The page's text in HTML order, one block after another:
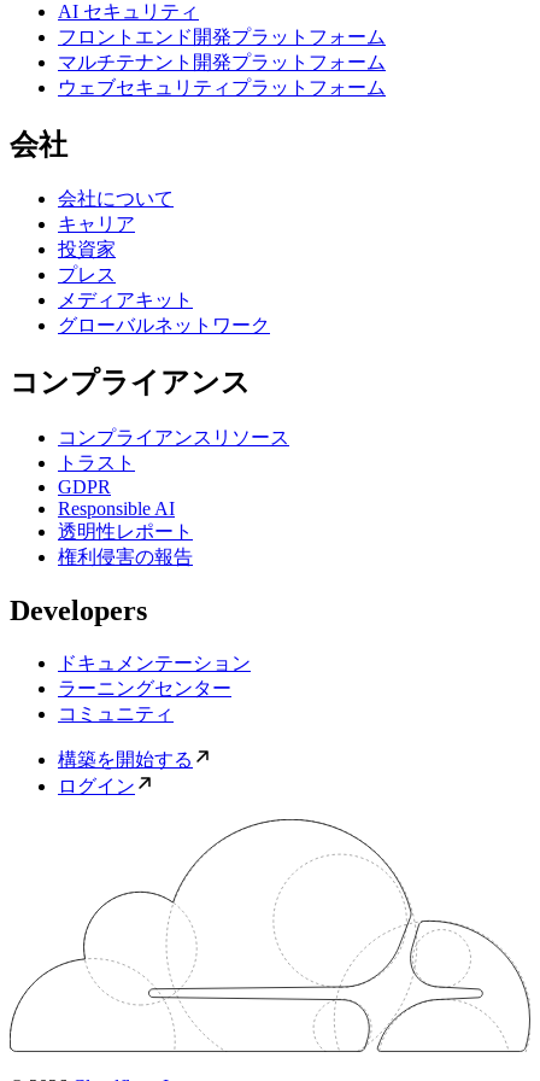
AI セキュリティ
フロントエンド開発プラットフォーム
マルチテナント開発プラットフォーム
ウェブセキュリティプラットフォーム
会社
会社について
キャリア
投資家
プレス
メディアキット
グローバルネットワーク
コンプライアンス
コンプライアンスリソース
トラスト
GDPR
Responsible AI
透明性レポート
権利侵害の報告
Developers
ドキュメンテーション
ラーニングセンター
コミュニティ
構築を開始する
ログイン